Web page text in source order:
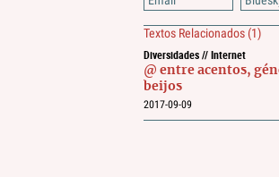
Textos Relacionados (1)
Diversidades // Internet
@ entre acentos,
beijos
2017-09-09